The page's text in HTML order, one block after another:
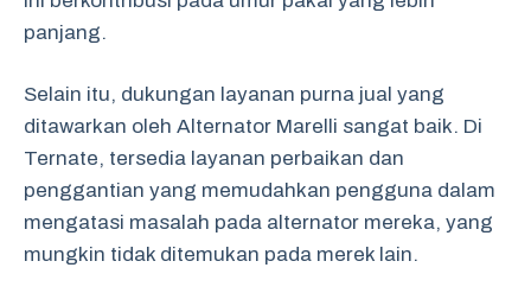
panjang.
Selain itu, dukungan layanan purna jual yang
ditawarkan oleh Alternator Marelli sangat baik. Di
Ternate, tersedia layanan perbaikan dan
penggantian yang memudahkan pengguna dalam
mengatasi masalah pada alternator mereka, yang
mungkin tidak ditemukan pada merek lain.